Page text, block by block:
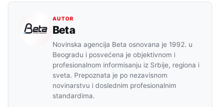
AUTOR
Beta
Novinska agencija Beta osnovana je 1992. u
Beogradu i posvećena je objektivnom i
profesionalnom informisanju iz Srbije, regiona i
sveta. Prepoznata je po nezavisnom
novinarstvu i doslednim profesionalnim
standardima.